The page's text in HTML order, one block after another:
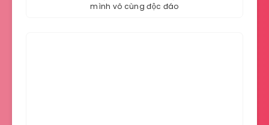
mình vô cùng độc đáo